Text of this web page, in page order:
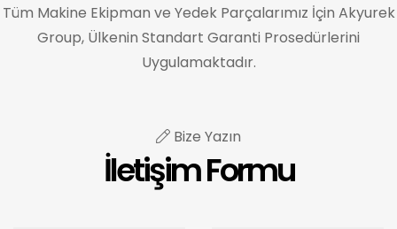
Tüm Makine Ekipman ve Yedek Parçalarımız İçin Akyurek
Group, Ülkenin Standart Garanti Prosedürlerini
Uygulamaktadır.
Bize Yazın
İletişim Formu